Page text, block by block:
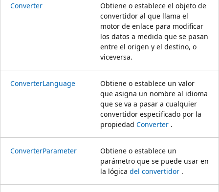
Converter
Obtiene o establece el objeto de
convertidor al que llama el
motor de enlace para modificar
los datos a medida que se pasan
entre el origen y el destino, o
viceversa.
ConverterLanguage
Obtiene o establece un valor
que asigna un nombre al idioma
que se va a pasar a cualquier
convertidor especificado por la
propiedad Converter .
ConverterParameter
Obtiene o establece un
parámetro que se puede usar en
la lógica del convertidor .